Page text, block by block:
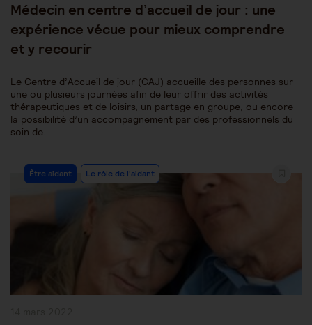
Médecin en centre d’accueil de jour : une
expérience vécue pour mieux comprendre
et y recourir
Le Centre d’Accueil de jour (CAJ) accueille des personnes sur
une ou plusieurs journées afin de leur offrir des activités
thérapeutiques et de loisirs, un partage en groupe, ou encore
la possibilité d’un accompagnement par des professionnels du
soin de…
Post
Category:
Être aidant Le rôle de l'aidant